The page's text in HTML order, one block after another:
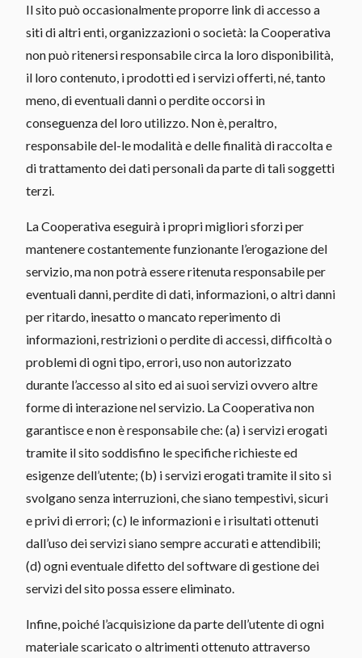
Il sito può occasionalmente proporre link di accesso a
siti di altri enti, organizzazioni o società: la Cooperativa
non può ritenersi responsabile circa la loro disponibilità,
il loro contenuto, i prodotti ed i servizi offerti, né, tanto
meno, di eventuali danni o perdite occorsi in
conseguenza del loro utilizzo. Non è, peraltro,
responsabile del-le modalità e delle finalità di raccolta e
di trattamento dei dati personali da parte di tali soggetti
terzi.
La Cooperativa eseguirà i propri migliori sforzi per
mantenere costantemente funzionante l’erogazione del
servizio, ma non potrà essere ritenuta responsabile per
eventuali danni, perdite di dati, informazioni, o altri danni
per ritardo, inesatto o mancato reperimento di
informazioni, restrizioni o perdite di accessi, difficoltà o
problemi di ogni tipo, errori, uso non autorizzato
durante l’accesso al sito ed ai suoi servizi ovvero altre
forme di interazione nel servizio. La Cooperativa non
garantisce e non è responsabile che: (a) i servizi erogati
tramite il sito soddisfino le specifiche richieste ed
esigenze dell’utente; (b) i servizi erogati tramite il sito si
svolgano senza interruzioni, che siano tempestivi, sicuri
e privi di errori; (c) le informazioni e i risultati ottenuti
dall’uso dei servizi siano sempre accurati e attendibili;
(d) ogni eventuale difetto del software di gestione dei
servizi del sito possa essere eliminato.
Infine, poiché l’acquisizione da parte dell’utente di ogni
materiale scaricato o altrimenti ottenuto attraverso